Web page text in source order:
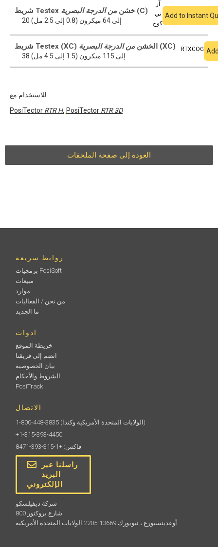
شريط Testex خشن من الدرجة البصرية (C)
20 إلى 64 ميكرون (0.8 إلى 2.5 مل)
آر
تي
كوج
Add to Instant
شريط Testex (XC) الخشن من الدرجة البصرية (XC)
38 إلى 115 ميكرون (1.5 إلى 4.5 مل)
RTXCOG
للاستخدام مع
PosiTector RTR H, PosiTector RTR 3D
العودة إلى صفحة الملحقات
روابط سريعة
برمجيات PosiSoft
مبيعات
موارد
من نحن / الفعاليات
ما الجديد
ادوات
خريطة الموقع
انضم إلى فريقنا
بيان الخصوصية
الشروط والأحكام
PosiTrack
الاتصال
1-800-448-3835
(الولايات المتحدة الأمريكية وكندا)
+1-315-393-4450
فاكس: +1-315-393-8471
راسلنا عبر
البريد
الإلكتروني
شركة ديفيلسكو
800 شارع بروكتور
أوغدينسبورغ ، نيويورك 13669-2205 الولايات المتحدة الأمريكية